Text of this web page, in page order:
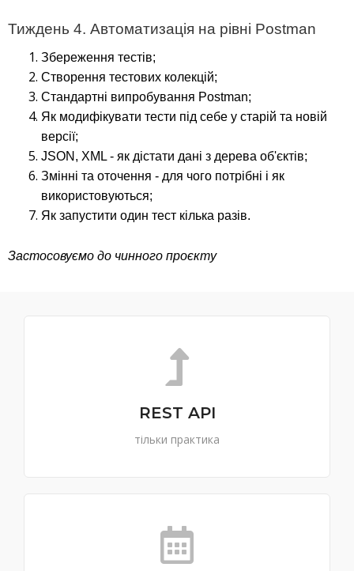
Тиждень 4. Автоматизація на рівні Postman
Збереження тестів;
Створення тестових колекцій;
Стандартні випробування Postman;
Як модифікувати тести під себе у старій та новій
версії;
JSON, XML - як дістати дані з дерева об'єктів;
Змінні та оточення - для чого потрібні і як
використовуються;
Як запустити один тест кілька разів.
Застосовуємо до чинного проєкту
REST API
тільки практика